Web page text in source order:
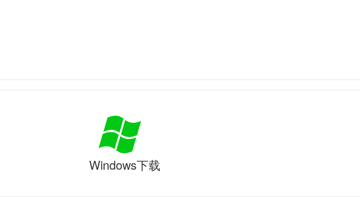
Windows下载